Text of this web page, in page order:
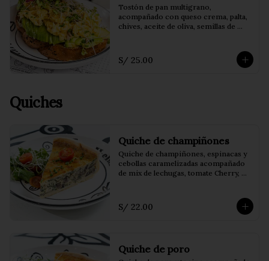
Tostón de pan multigrano,
acompañado con queso crema, palta,
chives, aceite de oliva, semillas de
S/ 25.00
Quiches
Quiche de champiñones
Quiche de champiñones, espinacas y
cebollas caramelizadas acompañado
de mix de lechugas, tomate Cherry,
S/ 22.00
Quiche de poro